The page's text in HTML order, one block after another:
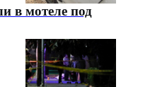
в мотеле под